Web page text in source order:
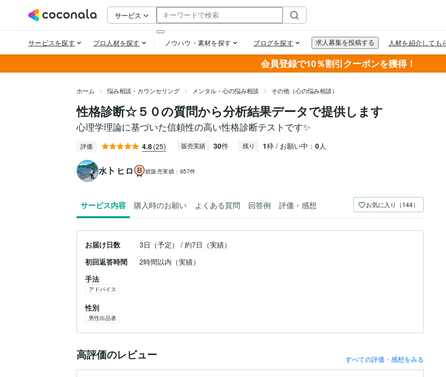
会員登録で10％割引クーポンを獲得！
ホーム 悩み相談・カウンセリング メンタル・心の悩み相談 その他（心の悩み相談）
性格診断☆５０の質問から分析結果データで提供します
心理学理論に基づいた信頼性の高い性格診断テストです✨
評価 4.8(25) 販売実績 30件 残り 1枠 / お願い中： 0人
水卜 ヒロ 総販売実績： 657件
サービス内容 購入時のお願い よくある質問 回答例 評価・感想 お気に入り（144）
お届け日数
3日（予定） / 約7日（実績）
初回返答時間
2時間以内（実績）
手法
アドバイス
性別
男性出品者
高評価のレビュー すべての評価・感想をみる